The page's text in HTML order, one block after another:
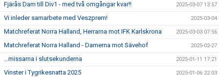
Fjärås Dam till Div1 - med två omgångar kvar!! 2025-03-07 13:57
Vi inleder samarbete med Veszprem! 2025-03-04
Matchreferat Norra Halland, Herrarna mot IFK Karlskrona 2025-03-03 07:56
Matchreferat Norra Halland - Damerna mot Sävehof 2025-02-27
…missarna i slutsekunderna 2025-01-11 17:21
Vinster i Tygrikesnatta 2025 2025-01-06 22:03